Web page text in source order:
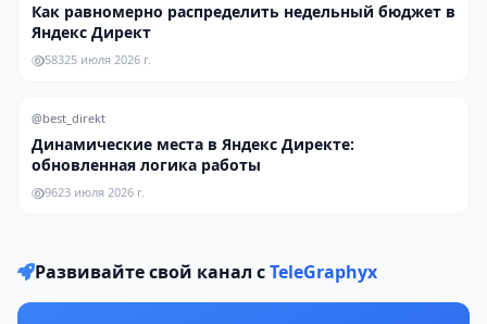
Как равномерно распределить недельный бюджет в
Яндекс Директ
58325 июля 2026 г.
@best_direkt
Динамические места в Яндекс Директе:
обновленная логика работы
9623 июля 2026 г.
Развивайте свой канал сTeleGraphyx